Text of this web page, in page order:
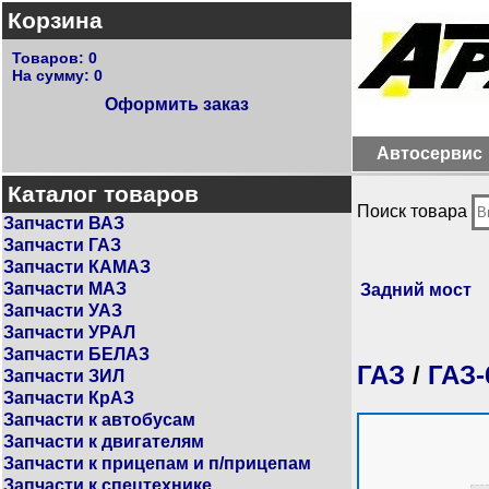
Корзина
Товаров: 0
На сумму: 0
Оформить заказ
Автосервис
Каталог товаров
Запчасти ВАЗ
Запчасти ГАЗ
Запчасти КАМАЗ
Запчасти МАЗ
Запчасти УАЗ
Запчасти УРАЛ
Запчасти БЕЛАЗ
Запчасти ЗИЛ
Запчасти КрАЗ
Запчасти к автобусам
Запчасти к двигателям
Запчасти к прицепам и п/прицепам
Запчасти к спецтехнике
Поиск товара
Задний мост
ГАЗ / ГАЗ-